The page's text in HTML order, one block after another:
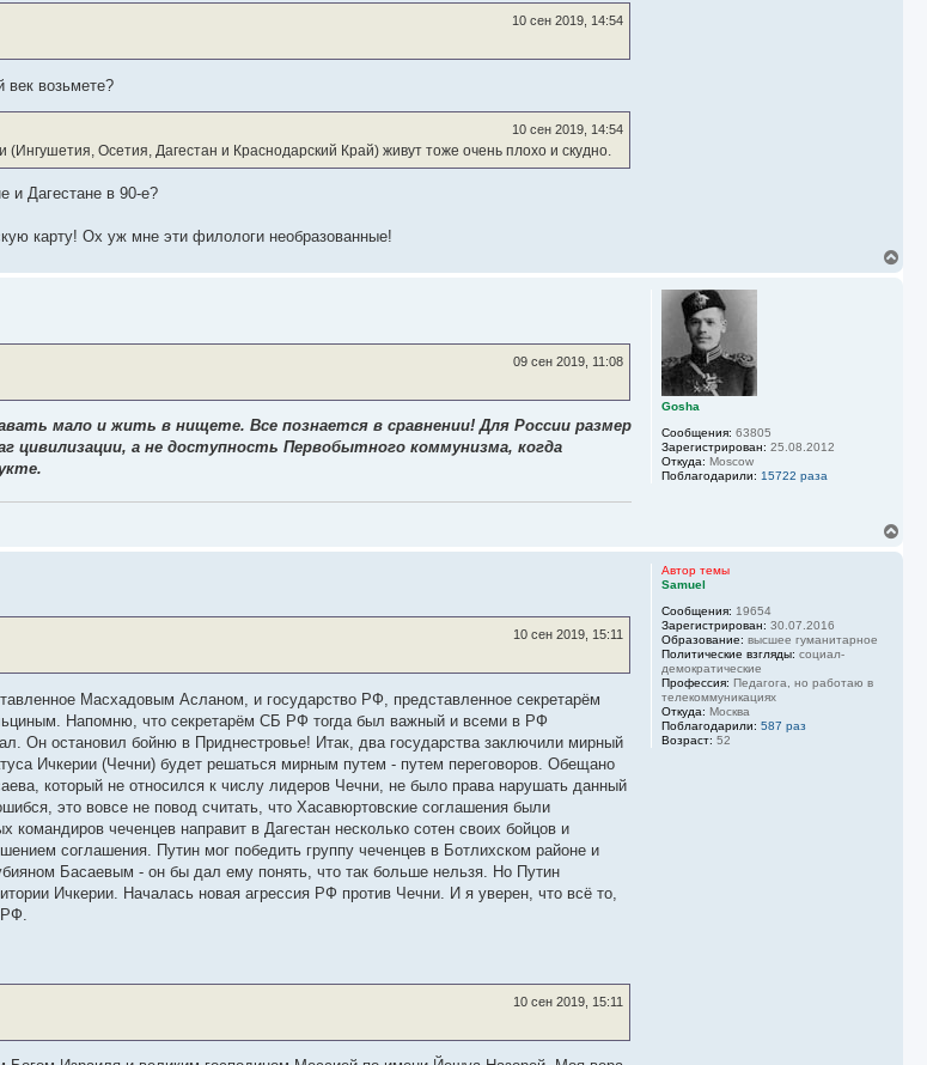
10 сен 2019, 14:54
век возьмете?
10 сен 2019, 14:54
Осетия, Дагестан и Краснодарский Край) живут тоже очень плохо и скудно.
и Дагестане в 90-е?
карту! Ох уж мне эти филологи необразованные!
Gosha
Сообщения: 63805
Зарегистрирован: 25.08.2012
Откуда: Moscow
Поблагодарили: 15722 раза
09 сен 2019, 11:08
мало и жить в нищете. Все познается в сравнении! Для России размер
цивилизации, а не доступность Первобытного коммунизма, когда
Автор темы
Samuel
Сообщения: 19654
Зарегистрирован: 30.07.2016
Образование: высшее гуманитарное
Политические взгляды: социал-
демократические
Профессия: Педагога, но работаю в
телекоммуникациях
Откуда: Москва
Поблагодарили: 587 раз
Возраст: 52
10 сен 2019, 15:11
Масхадовым Асланом, и государство РФ, представленное секретарём
Напомню, что секретарём СБ РФ тогда был важный и всеми в РФ
Он остановил бойню в Приднестровье! Итак, два государства заключили мирный
Ичкерии (Чечни) будет решаться мирным путем - путем переговоров. Обещано
который не относился к числу лидеров Чечни, не было права нарушать данный
это вовсе не повод считать, что Хасавюртовские соглашения были
чеченцев направит в Дагестан несколько сотен своих бойцов и
соглашения. Путин мог победить группу чеченцев в Ботлихском районе и
Басаевым - он бы дал ему понять, что так больше нельзя. Но Путин
Ичкерии. Началась новая агрессия РФ против Чечни. И я уверен, что всё то,
10 сен 2019, 15:11